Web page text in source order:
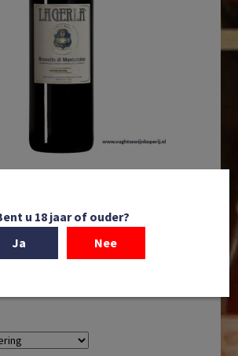
di Montalcino | DOCG Brunello di
| Toscana | Italië | 2019
u 18 jaar of ouder?
Ja
Nee